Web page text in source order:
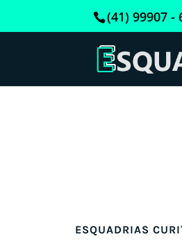
(41) 99907 -
ESQUADRIAS